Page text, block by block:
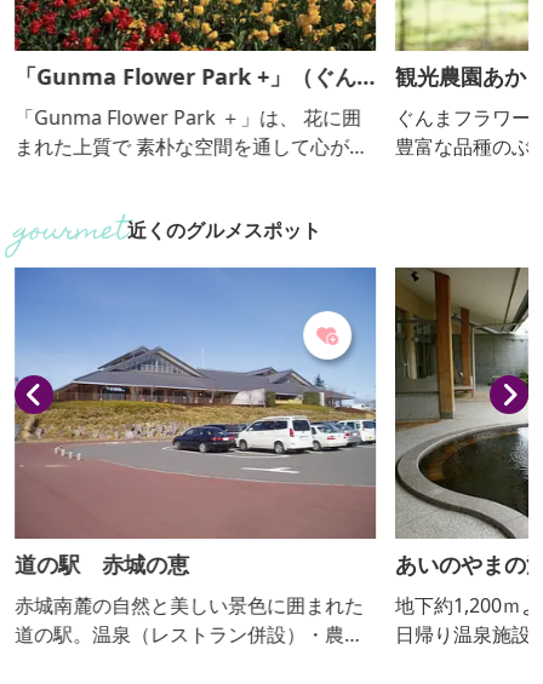
「Gunma Flower Park +」（ぐん
まフラワーパークプラス）
「Gunma Flower Park ＋」は、 花に囲
まれた上質で 素朴な空間を通して心が開
なく、花や自然とのあそびを通じ 大人も
子どもも緑とぐんまを好きになる。 そん
体験のある 「Gunma Flower Park +」へ
ようこそ。
観光農園あか
ぐんまフラワー
豊富な品種のぶ
した個性あふれ
育てています
ん、ご試食いた
す。そのほか
菜やフルーツ
食品などの直
近くのグルメスポット
道の駅 赤城の恵
赤城南麓の自然と美しい景色に囲まれた
道の駅。温泉（レストラン併設）・農産
あいのやまの
地下約1,200ｍ
日帰り温泉施設。 やさしくなめらか